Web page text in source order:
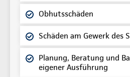
Obhutsschäden
Schäden am Gewerk des
Planung, Beratung und
eigener Ausführung